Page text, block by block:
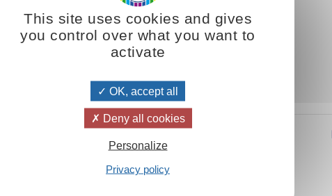
Einige Hinweise zum selben Thema:
Schöpfung
This site uses cookies and gives
you control over what you want to
activate
OK, accept all
Deny all cookies
Personalize
Privacy policy